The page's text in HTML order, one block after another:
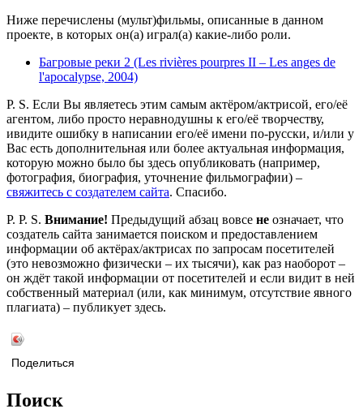
Ниже перечислены (мульт)фильмы, описанные в данном
проекте, в которых он(а) играл(а) какие-либо роли.
Багровые реки 2 (Les rivières pourpres II – Les anges de
l'apocalypse, 2004)
P. S. Если Вы являетесь этим самым актёром/актрисой, его/её
агентом, либо просто неравнодушны к его/её творчеству,
ивидите ошибку в написании его/её имени по-русски, и/или у
Вас есть дополнительная или более актуальная информация,
которую можно было бы здесь опубликовать (например,
фотография, биография, уточнение фильмографии) –
свяжитесь с создателем сайта. Спасибо.
P. P. S. Внимание! Предыдущий абзац вовсе не означает, что
создатель сайта занимается поиском и предоставлением
информации об актёрах/актрисах по запросам посетителей
(это невозможно физически – их тысячи), как раз наоборот –
он ждёт такой информации от посетителей и если видит в ней
собственный материал (или, как минимум, отсутствие явного
плагиата) – публикует здесь.
Поделиться
Поиск